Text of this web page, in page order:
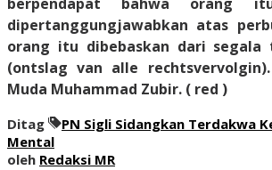
dipertanggungjawabkan atas
orang itu dibebaskan dari segala
(ontslag van alle
Muda Muhammad Zubir. ( red )
Ditag
PN Sigli Sidangkan Terdakwa
Mental
oleh Redaksi MR